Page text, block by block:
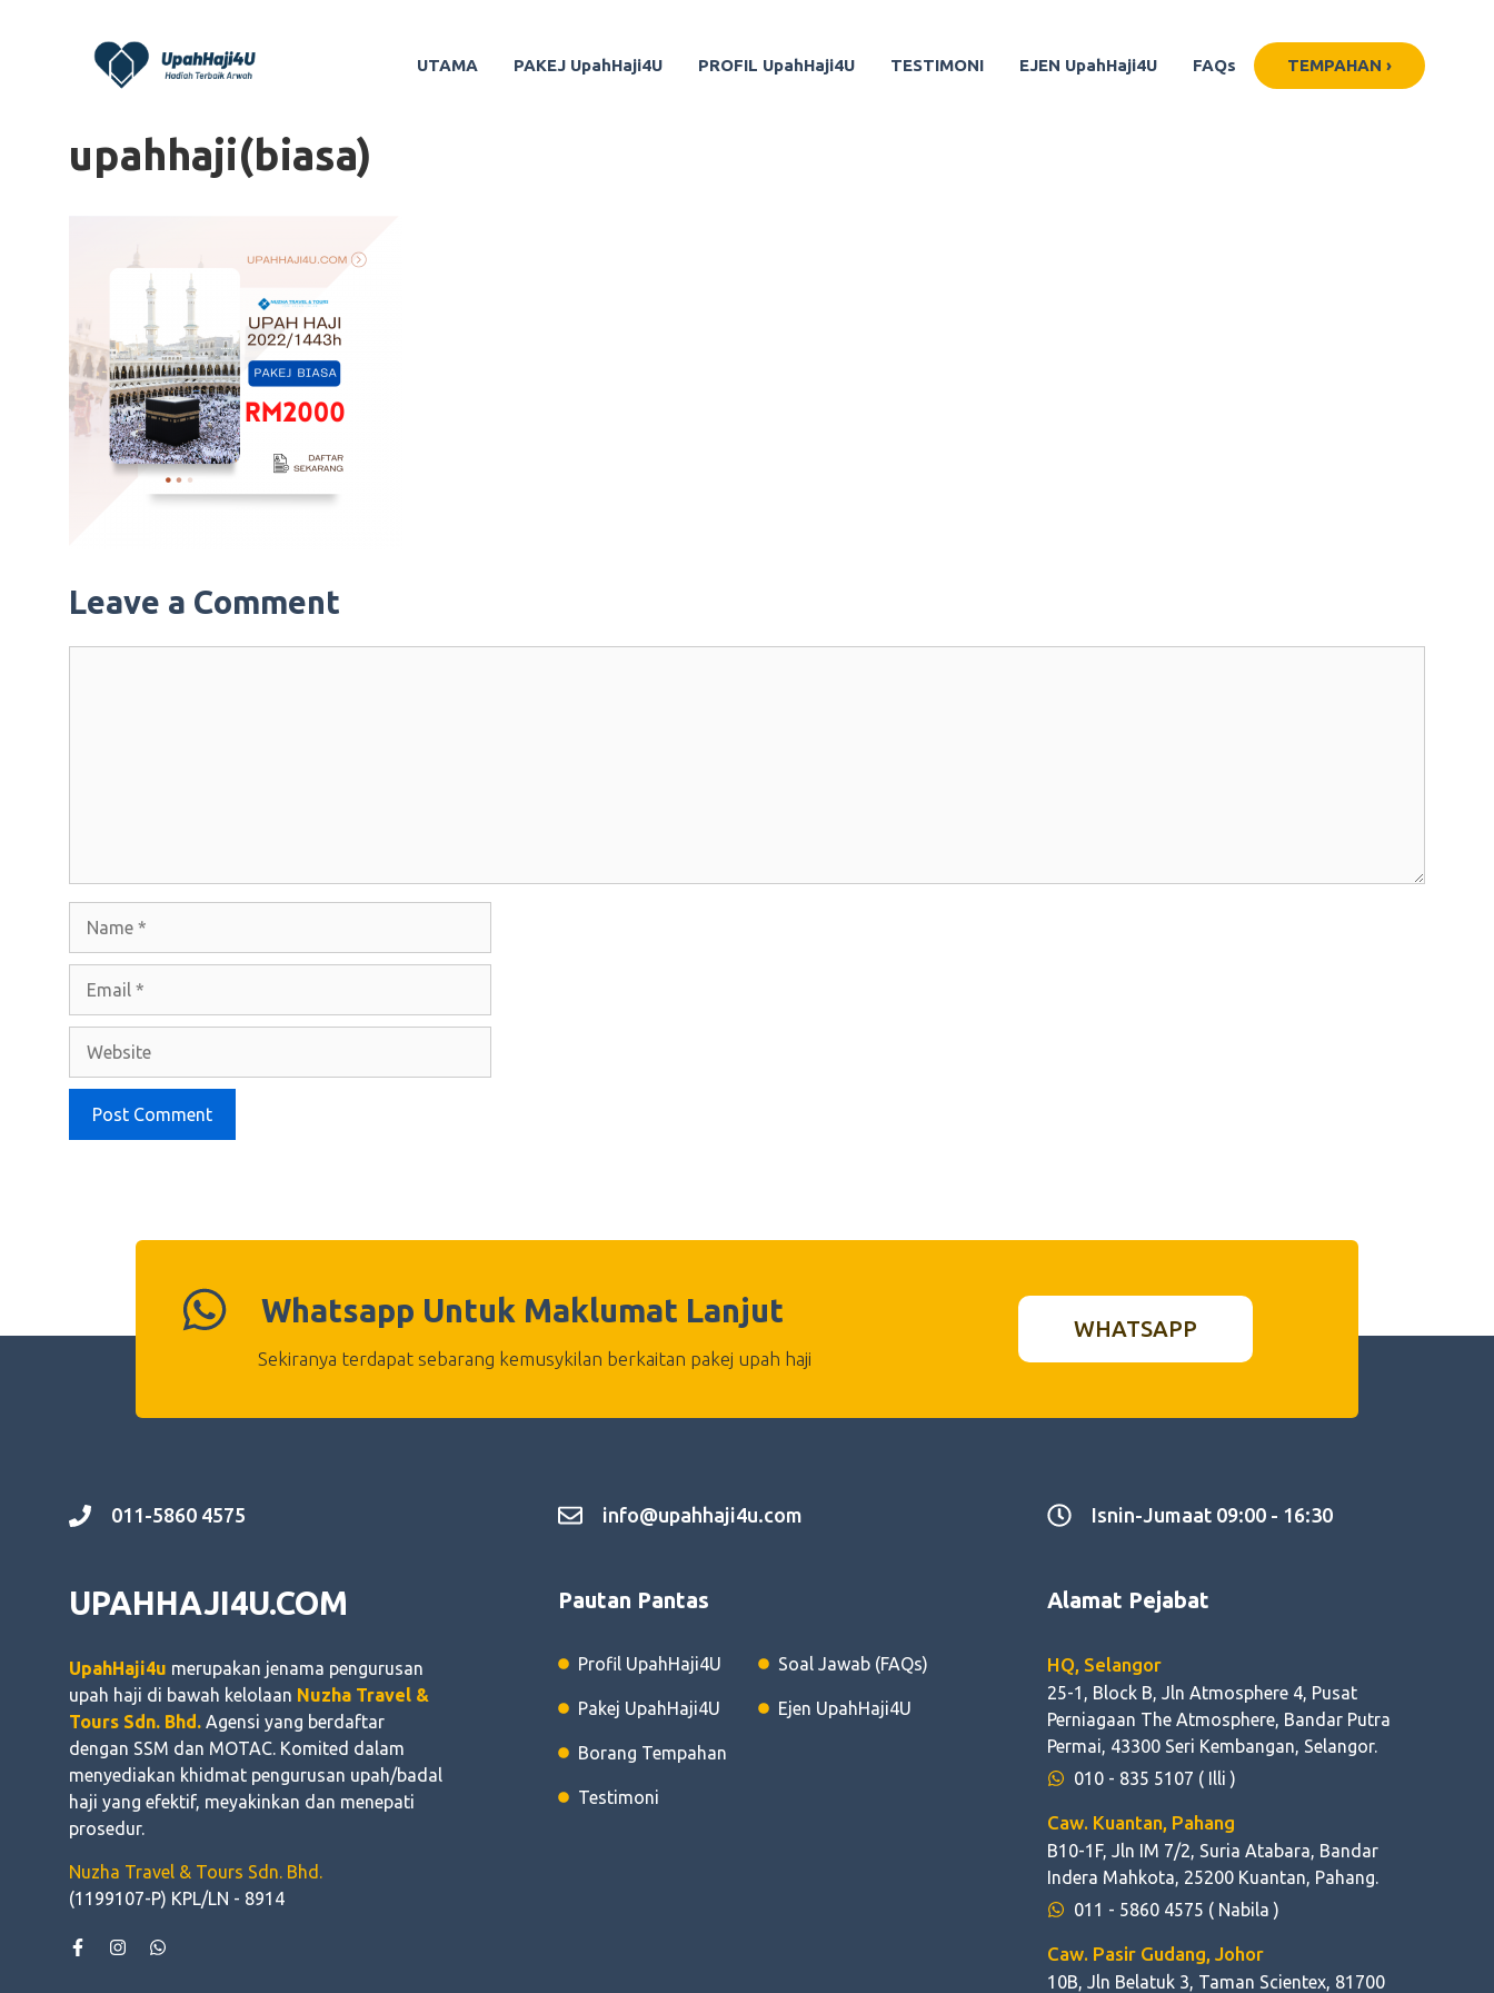
UTAMA PAKEJ UpahHaji4U PROFIL UpahHaji4U TESTIMONI EJEN UpahHaji4U FAQs TEMPAHAN ›
upahhaji(biasa)
Leave a Comment
Whatsapp Untuk Maklumat Lanjut
Sekiranya terdapat sebarang kemusykilan berkaitan pakej upah haji
WHATSAPP
011-5860 4575 info@upahhaji4u.com Isnin-Jumaat 09:00 - 16:30
UPAHHAJI4U.COM
UpahHaji4u merupakan jenama pengurusan
upah haji di bawah kelolaan Nuzha Travel &
Tours Sdn. Bhd. Agensi yang berdaftar
dengan SSM dan MOTAC. Komited dalam
menyediakan khidmat pengurusan upah/badal
haji yang efektif, meyakinkan dan menepati
prosedur.
Nuzha Travel & Tours Sdn. Bhd.
(1199107-P) KPL/LN - 8914
Pautan Pantas
Profil UpahHaji4U
Pakej UpahHaji4U
Borang Tempahan
Testimoni
Soal Jawab (FAQs)
Ejen UpahHaji4U
Alamat Pejabat
HQ, Selangor
25-1, Block B, Jln Atmosphere 4, Pusat
Perniagaan The Atmosphere, Bandar Putra
Permai, 43300 Seri Kembangan, Selangor.
010 - 835 5107 ( Illi )
Caw. Kuantan, Pahang
B10-1F, Jln IM 7/2, Suria Atabara, Bandar
Indera Mahkota, 25200 Kuantan, Pahang.
011 - 5860 4575 ( Nabila )
Caw. Pasir Gudang, Johor
10B, Jln Belatuk 3, Taman Scientex, 81700